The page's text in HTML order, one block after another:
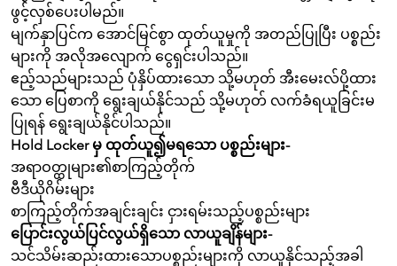
ဖွင့်လှစ်ပေးပါမည်။
မျက်နှာပြင်က အောင်မြင်စွာ ထုတ်ယူမှုကို အတည်ပြုပြီး ပစ္စည်း
များကို အလိုအလျောက် ငွေရှင်းပါသည်။
ဧည့်သည်များသည် ပုံနှိပ်ထားသော သို့မဟုတ် အီးမေးလ်ပို့ထား
သော ပြေစာကို ရွေးချယ်နိုင်သည် သို့မဟုတ် လက်ခံရယူခြင်းမ
ပြုရန် ရွေးချယ်နိုင်ပါသည်။
Hold Locker မှ ထုတ်ယူ၍မရသော ပစ္စည်းများ-
အရာဝတ္ထုများ၏စာကြည့်တိုက်
ဗီဒီယိုဂိမ်းများ
စာကြည့်တိုက်အချင်းချင်း ငှားရမ်းသည့်ပစ္စည်းများ
ပြောင်းလွယ်ပြင်လွယ်ရှိသော လာယူချိန်များ-
သင်သိမ်းဆည်းထားသောပစ္စည်းများကို လာယူနိုင်သည့်အခါ